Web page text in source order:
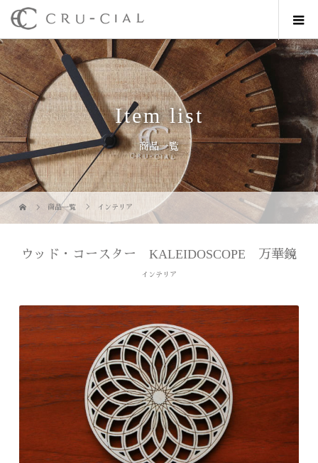
Item list
商品一覧
商品一覧 インテリア
ウッド・コースター KALEIDOSCOPE 万華鏡
インテリア